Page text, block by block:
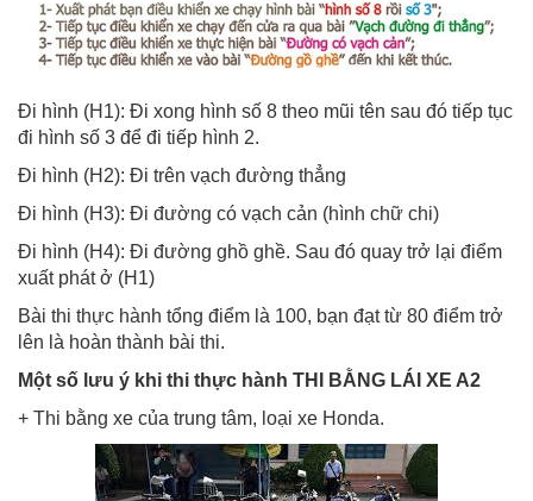
Đi hình (H1): Đi xong hình số 8 theo mũi tên sau đó tiếp tục
đi hình số 3 để đi tiếp hình 2.
Đi hình (H2): Đi trên vạch đường thẳng
Đi hình (H3): Đi đường có vạch cản (hình chữ chi)
Đi hình (H4): Đi đường ghồ ghề. Sau đó quay trở lại điểm
xuất phát ở (H1)
Bài thi thực hành tổng điểm là 100, bạn đạt từ 80 điểm trở
lên là hoàn thành bài thi.
Một số lưu ý khi thi thực hành THI BẰNG LÁI XE A2
+ Thi bằng xe của trung tâm, loại xe Honda.